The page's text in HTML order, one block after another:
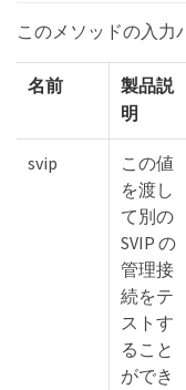
このメソッドの入力
名前
製品説
明
svip
この値
を渡し
て別の
SVIP の
管理接
続をテ
ストす
ること
ができ